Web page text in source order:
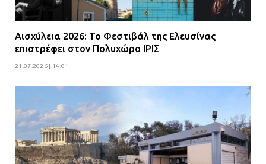
Αισχύλεια 2026: Το Φεστιβάλ της Ελευσίνας
επιστρέφει στον Πολυχώρο ΙΡΙΣ
21.07.2026 | 14:01